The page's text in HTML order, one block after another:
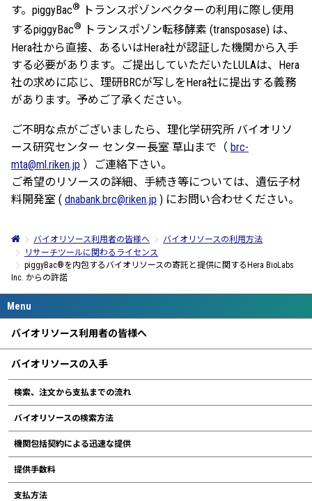
バイオリソース利用者の皆様へ
バイオリソースの入手
検索、注文から支払までの流れ
バイオリソースの検索方法
機関包括契約による迅速な提供
提供手数料
支払方法
す。piggyBac®
トランスポゾンベクターの利用に際し使用
するpiggyBac®
トランスポゾン転移酵素 (transposase) は、
Hera社から直接、あるいはHera社が認証した機関から入手
する必要があります。ご提出していただいたLULAは、Hera
社の求めに応じ、理研BRCが写しをHera社に提出する義務
があります。予めご了承ください。
ご不明な点がございましたら、理化学研究所 バイオリソ
ース研究センター センター長室 草山まで（ brc-
mta@ml.riken.jp ）ご連絡下さい。
ご希望のリソースの詳細、手続き等については、遺伝子材
料開発室 ( dnabank.brc@riken.jp ) にお問い合わせください。
バイオリソース利用者の皆様へ
バイオリソースの利用方法
リサーチツールに関わるライセンス
piggyBac®を内包するバイオリソースの寄託と提供に関するHera BioLabs
Inc. からの許諾